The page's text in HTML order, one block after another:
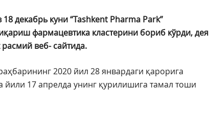
декабрь куни “Tashkent Pharma Park”
фармацевтика кластерини бориб кўрди, дея
веб- сайтида.
2020 йил 28 январдаги қарорига
йили 17 апрелда унинг қурилишига тамал тоши